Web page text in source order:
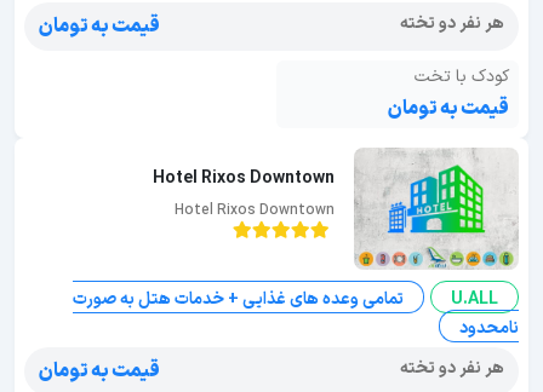
هر نفر دو تخته
قیمت به تومان
کودک با تخت
قیمت به تومان
Hotel Rixos Downtown
Hotel Rixos Downtown
U.ALL
تمامی وعده های غذایی + خدمات هتل به صورت
نامحدود
هر نفر دو تخته
قیمت به تومان